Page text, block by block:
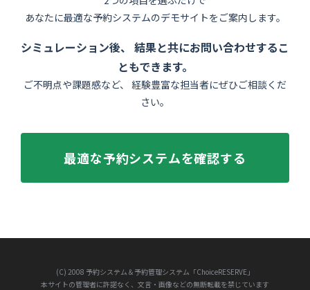
あなたに最適な予約システムのデモサイトをご案内します。
シミュレーション後、 結果と共にお問い合わせするこ
ともできます。
ご不明点や課題感など、 経験豊富な担当者にぜひご相談くだ
さい。
最適な予約システムを確認する
(C) 2008 予約システム＆予約管理システム「ChoiceRESERVE」
本サイトの管理者に許諾なく、文言・画像などの無断転載を禁じています